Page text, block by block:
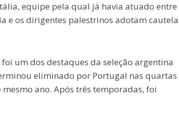
equipe pela qual já havia atuado entre
e os dirigentes palestrinos adotam cautela
um dos destaques da seleção argentina
eliminado por Portugal nas quartas
ano. Após três temporadas, foi